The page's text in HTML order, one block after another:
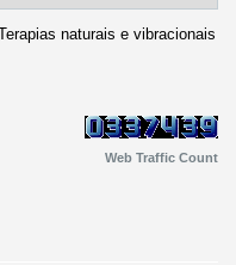
naturais e vibracionais
Web Traffic Count